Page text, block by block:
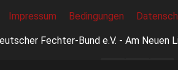
Impressum Bedingungen
Fechter-Bund e.V. - Am Neuen